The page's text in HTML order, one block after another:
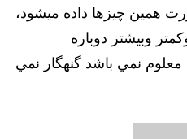
همين چيزها داده ميشود،
وبيشتر دوباره
معلوم نمي باشد گنهگار نمي